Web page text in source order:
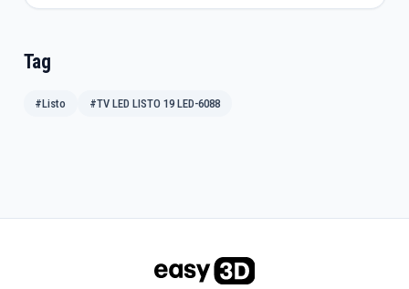
Tag
#Listo #TV LED LISTO 19 LED-6088